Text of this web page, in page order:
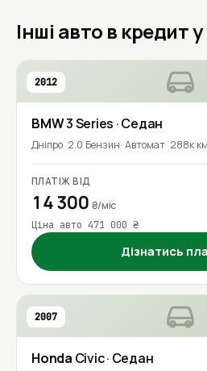
Інші авто в кредит у
2012
BMW3 Series · Седан
Дніпро 2.0 Бензин Автомат 288к км
ПЛАТІЖ ВІД
14 300 ₴/міс
Ціна авто 471 000 ₴
Дізнатись
2007
Honda Civic· Седан